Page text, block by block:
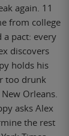
again. 11
from college
pact: every
discovers
holds his
too drunk
Orleans.
asks Alex
the rest